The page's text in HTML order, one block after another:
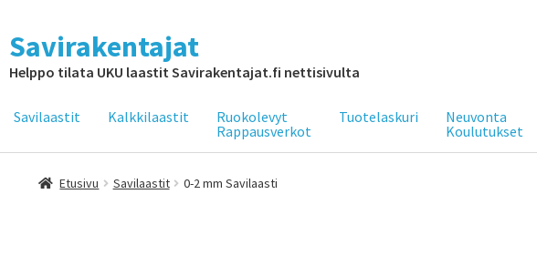
Savirakentajat
Helppo tilata UKU laastit Savirakentajat.fi nettisivulta
Savilaastit Kalkkilaastit
Ruokolevyt
Rappausverkot
Tuotelaskuri
Neuvonta
Koulutukset
Etusivu Savilaastit 0-2 mm Savilaasti